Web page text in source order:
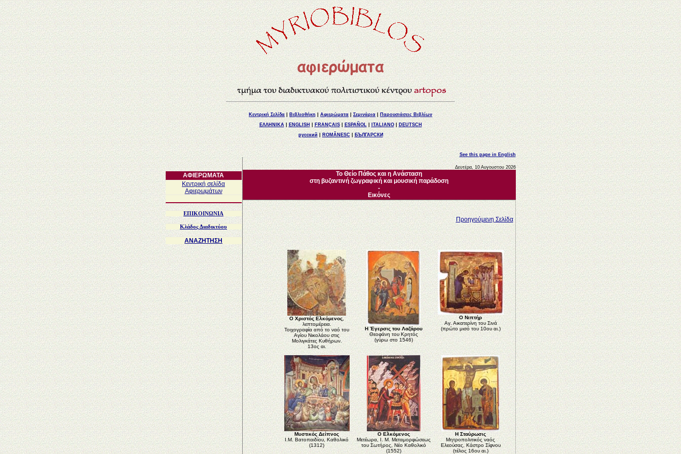
Κεντρική Σελίδα| Βιβλιοθήκη |Αφιερώματα|Σεμινάρια|Παρουσιάσεις Βιβλίων
ΕΛΛΗΝΙΚΑ|ENGLISH|FRANÇAIS|ESPAÑOL|ITALIANO|DEUTSCH
русский| ROMÂNESC|БЪЛГАРСКИ
See this page in English
ΑΦΙΕΡΩΜΑΤΑ
Κεντρική σελίδα
Αφιερωμάτων
EΠΙΚΟΙΝΩΝIA
Κλάδος Διαδικτύου
ΑΝΑΖΗΤΗΣΗ
Δευτέρα, 10 Αυγουστου 2026
Το Θείο Πάθος και η Ανάσταση
στη βυζαντινή ζωγραφική και μουσική παράδοση
-
Εικόνες
Προηγούμενη Σελίδα
Ο Χριστός Ελκόμενος,
λεπτομέρεια.
Τοιχογραφία από το ναό του
Αγίου Νικολάου στις
Μολιγκάτες Κυθήρων.
13ος αι.
Η Έγερσις του Λαζάρου
Θεοφάνη του Κρητός
(γύρω στο 1546)
Ο Νιπτήρ
Αγ. Αικατερίνη του Σινά
(πρώτο μισό του 10ου αι.)
Μυστικός Δείπνος
Ι.Μ. Βατοπαιδίου, Καθολικό
(1312)
Ο Ελκόμενος
Μετέωρα, Ι. Μ. Μεταμορφώσεως
του Σωτήρος, Νέο Καθολικό
(1552)
Η Σταύρωσις
Μητροπολιτικός ναός
Ελεούσας, Κάστρο Σίφνου
(τέλος 16ου αι.)